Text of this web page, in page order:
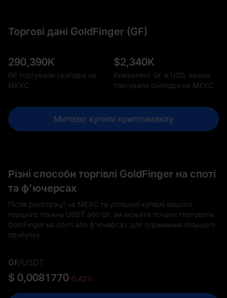
Торгові дані GoldFinger (GF)
290,390K
GF торгували сьогодні на
MEXC
$2,340K
Еквівалент GF в USD, якими
торгували сьогодні на MEXC
Миттєво купити криптовалюту
Різні способи торгівлі GoldFinger на споті
та ф'ючерсах
Після реєстрації на MEXC та успішної купівлі вашого
першого токена USDT або GF, ви можете почати торгувати
GoldFinger на споті або ф'ючерсах для отримання більшого
прибутку.
GF/USDT
$ 0,0081770-0,42%